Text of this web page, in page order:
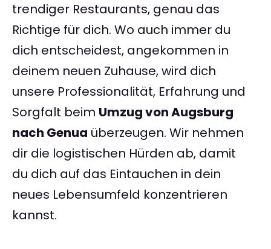
trendiger Restaurants, genau das
Richtige für dich. Wo auch immer du
dich entscheidest, angekommen in
deinem neuen Zuhause, wird dich
unsere Professionalität, Erfahrung und
Sorgfalt beim Umzug von Augsburg
nach Genua überzeugen. Wir nehmen
dir die logistischen Hürden ab, damit
du dich auf das Eintauchen in dein
neues Lebensumfeld konzentrieren
kannst.